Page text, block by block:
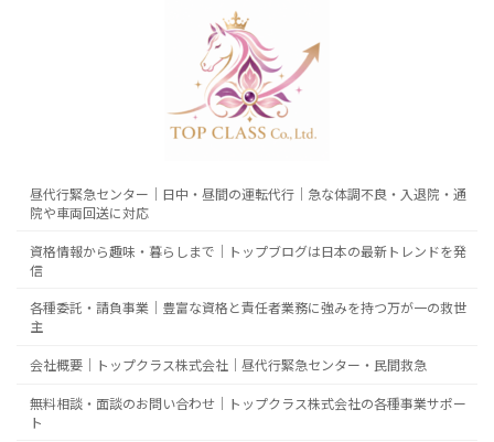
昼代行緊急センター｜日中・昼間の運転代行｜急な体調不良・入退院・通
院や車両回送に対応
資格情報から趣味・暮らしまで｜トップブログは日本の最新トレンドを発
信
各種委託・請負事業｜豊富な資格と責任者業務に強みを持つ万が一の救世
主
会社概要｜トップクラス株式会社｜昼代行緊急センター・民間救急
無料相談・面談のお問い合わせ｜トップクラス株式会社の各種事業サポー
ト